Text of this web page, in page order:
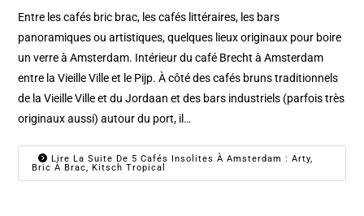
Entre les cafés bric brac, les cafés littéraires, les bars
panoramiques ou artistiques, quelques lieux originaux pour boire
un verre à Amsterdam. Intérieur du café Brecht à Amsterdam
entre la Vieille Ville et le Pijp. À côté des cafés bruns traditionnels
de la Vieille Ville et du Jordaan et des bars industriels (parfois très
originaux aussi) autour du port, il…
Lire La Suite De 5 Cafés Insolites À Amsterdam : Arty,
Bric À Brac, Kitsch Tropical